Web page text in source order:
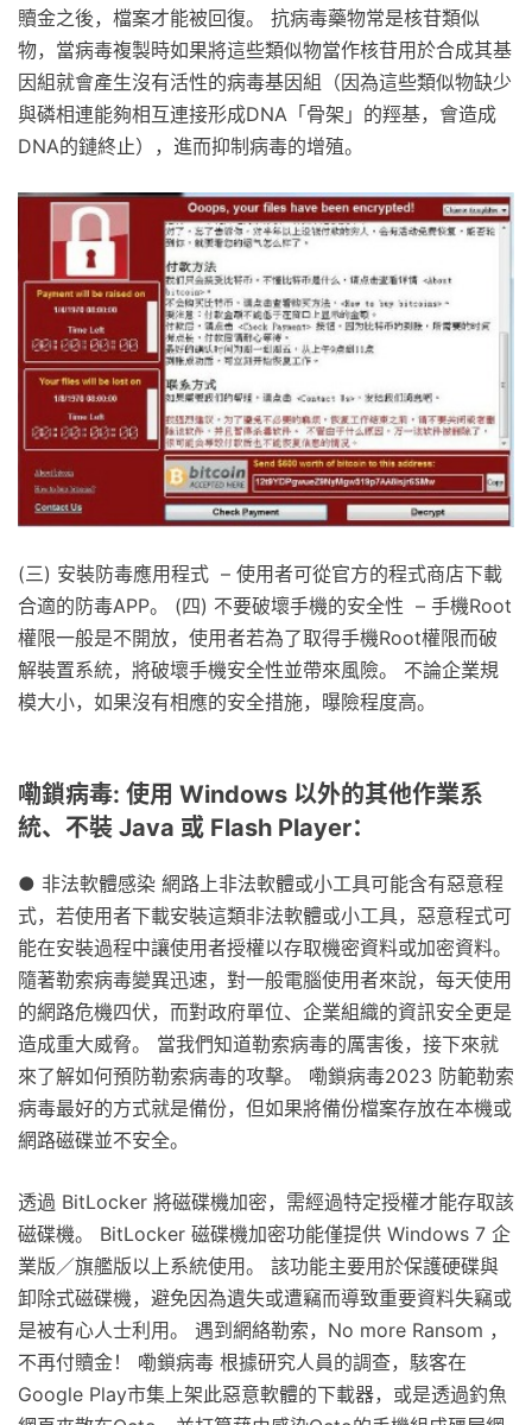
贖金之後，檔案才能被回復。 抗病毒藥物常是核苷類似
物，當病毒複製時如果將這些類似物當作核苷用於合成其基
因組就會產生沒有活性的病毒基因組（因為這些類似物缺少
與磷相連能夠相互連接形成DNA「骨架」的羥基，會造成
DNA的鏈終止），進而抑制病毒的增殖。
(三) 安裝防毒應用程式 – 使用者可從官方的程式商店下載
合適的防毒APP。 (四) 不要破壞手機的安全性 – 手機Root
權限一般是不開放，使用者若為了取得手機Root權限而破
解裝置系統，將破壞手機安全性並帶來風險。 不論企業規
模大小，如果沒有相應的安全措施，曝險程度高。
嘞鎖病毒: 使用 Windows 以外的其他作業系
統、不裝 Java 或 Flash Player：
● 非法軟體感染 網路上非法軟體或小工具可能含有惡意程
式，若使用者下載安裝這類非法軟體或小工具，惡意程式可
能在安裝過程中讓使用者授權以存取機密資料或加密資料。
隨著勒索病毒變異迅速，對一般電腦使用者來說，每天使用
的網路危機四伏，而對政府單位、企業組織的資訊安全更是
造成重大威脅。 當我們知道勒索病毒的厲害後，接下來就
來了解如何預防勒索病毒的攻擊。 嘞鎖病毒2023 防範勒索
病毒最好的方式就是備份，但如果將備份檔案存放在本機或
網路磁碟並不安全。
透過 BitLocker 將磁碟機加密，需經過特定授權才能存取該
磁碟機。 BitLocker 磁碟機加密功能僅提供 Windows 7 企
業版／旗艦版以上系統使用。 該功能主要用於保護硬碟與
卸除式磁碟機，避免因為遺失或遭竊而導致重要資料失竊或
是被有心人士利用。 遇到網絡勒索，No more Ransom ，
不再付贖金！ 嘞鎖病毒 根據研究人員的調查，駭客在
Google Play市集上架此惡意軟體的下載器，或是透過釣魚